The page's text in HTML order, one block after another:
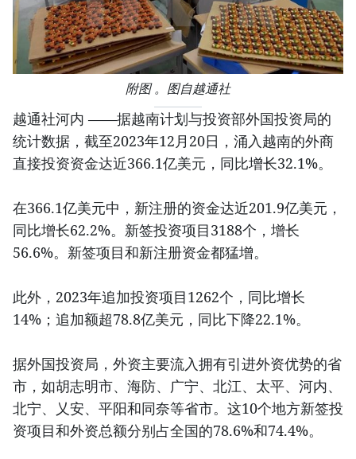
附图 。图自越通社
越通社河内 ——据越南计划与投资部外国投资局的
统计数据，截至2023年12月20日，涌入越南的外商
直接投资资金达近366.1亿美元，同比增长32.1%。
在366.1亿美元中，新注册的资金达近201.9亿美元，
同比增长62.2%。新签投资项目3188个，增长
56.6%。新签项目和新注册资金都猛增。
此外，2023年追加投资项目1262个，同比增长
14%；追加额超78.8亿美元，同比下降22.1%。
据外国投资局，外资主要流入拥有引进外资优势的省
市，如胡志明市、海防、广宁、北江、太平、河内、
北宁、乂安、平阳和同奈等省市。这10个地方新签投
资项目和外资总额分别占全国的78.6%和74.4%。